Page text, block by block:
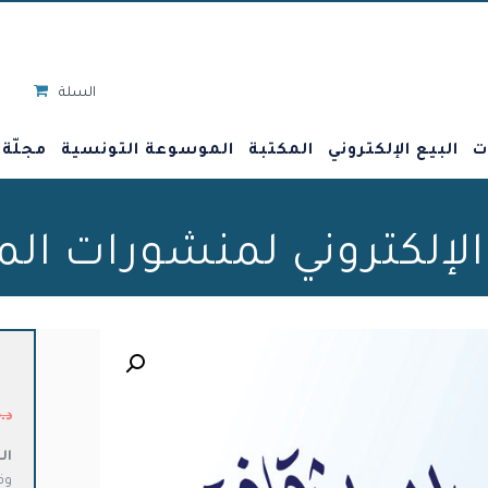
السلة
البيع الإلكتروني المكتبة الموسوعة التونسية
الإلكتروني لمنشورات
🔍